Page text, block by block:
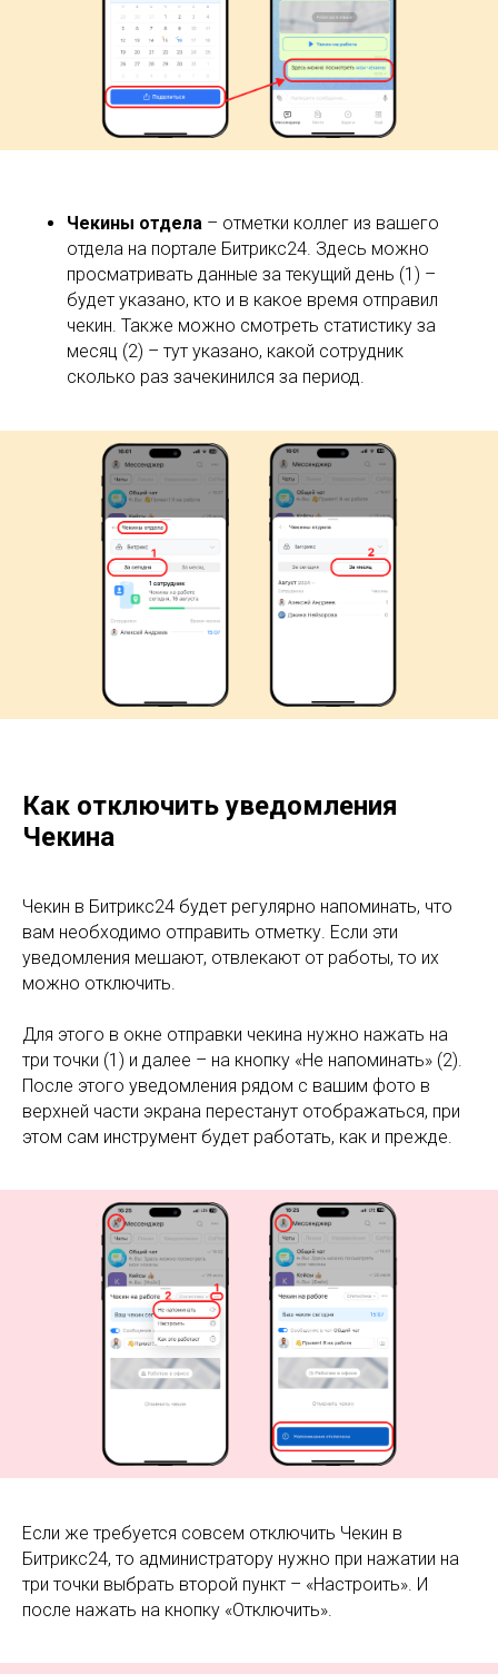
Чекины отдела – отметки коллег из вашего
отдела на портале Битрикс24. Здесь можно
просматривать данные за текущий день (1) –
будет указано, кто и в какое время отправил
чекин. Также можно смотреть статистику за
месяц (2) – тут указано, какой сотрудник
сколько раз зачекинился за период.
Как отключить уведомления
Чекина
Чекин в Битрикс24 будет регулярно напоминать, что
вам необходимо отправить отметку. Если эти
уведомления мешают, отвлекают от работы, то их
можно отключить.
Для этого в окне отправки чекина нужно нажать на
три точки (1) и далее – на кнопку «Не напоминать» (2).
После этого уведомления рядом с вашим фото в
верхней части экрана перестанут отображаться, при
этом сам инструмент будет работать, как и прежде.
Если же требуется совсем отключить Чекин в
Битрикс24, то администратору нужно при нажатии на
три точки выбрать второй пункт – «Настроить». И
после нажать на кнопку «Отключить».